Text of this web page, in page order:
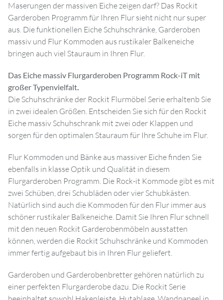
Maserungen der massiven Eiche zeigen darf? Das Rockit
Garderoben Programm für Ihren Flur sieht nicht nur super
aus. Die funktionellen Eiche Schuhschränke, Garderoben
massiv und Flur Kommoden aus rustikaler Balkeneiche
bringen auch viel Stauraum in Ihren Flur.
Das Eiche massiv Flurgarderoben Programm Rock-iT mit
großer Typenvielfalt.
Die Schuhschränke der Rockit Flurmöbel Serie erhaltenb Sie
in zwei idealen Größen. Entscheiden Sie sich für den Rockit
Eiche massiv Schuhschrank mit zwei oder Klappen und
sorgen für den optimalen Stauraum für Ihre Schuhe im Flur.
Flur Kommoden und Bänke aus massiver Eiche finden Sie
ebenfalls in klasse Optik und Qualität in diesem
Flurgarderoben Programm. Die Rock-it Kommode gibt es mit
zwei Schüben, drei Schubläden oder vier Schubkästen.
Natürlich sind auch die Kommoden für den Flur immer aus
schöner rustikaler Balkeneiche. Damit Sie Ihren Flur schnell
mit den neuen Rockit Garderobenmöbeln ausstatten
können, werden die Rockit Schuhschränke und Kommoden
immer fertig aufgebaut bis in Ihren Flur geliefert.
Garderoben und Garderobenbretter gehören natürlich zu
einer perfekten Flurgarderobe dazu. Die Rockit Serie